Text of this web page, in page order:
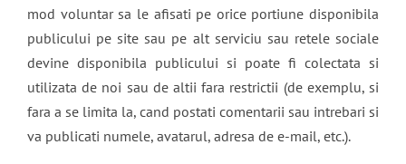
mod voluntar sa le afisati pe orice portiune disponibila
publicului pe site sau pe alt serviciu sau retele sociale
devine disponibila publicului si poate fi colectata si
utilizata de noi sau de altii fara restrictii (de exemplu, si
fara a se limita la, cand postati comentarii sau intrebari si
va publicati numele, avatarul, adresa de e-mail, etc.).